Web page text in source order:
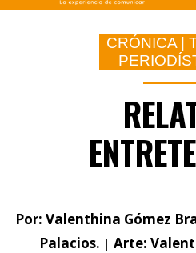
CRÓNICA |
Por: Valenthina Gómez
Palacios. | Arte: